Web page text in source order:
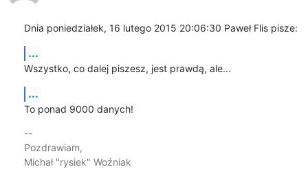
Dnia poniedziałek, 16 lutego 2015 20:06:30 Paweł Flis pisze:
...
Wszystko, co dalej piszesz, jest prawdą, ale...
...
To ponad 9000 danych!
--
Pozdrawiam,
Michał "rysiek" Woźniak